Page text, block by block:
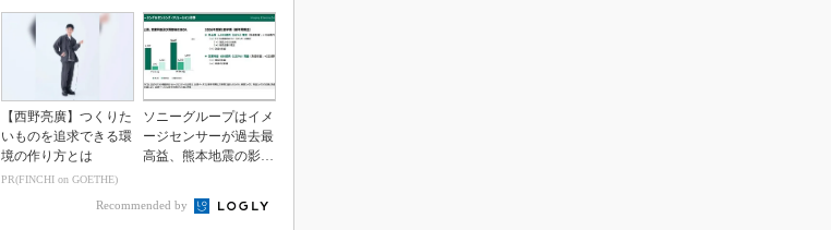
【西野亮廣】つくりた
いものを追求できる環
境の作り方とは
PR(FINCHI on GOETHE)
ソニーグループはイメ
ージセンサーが過去最
高益、熊本地震の影響
Recommended by